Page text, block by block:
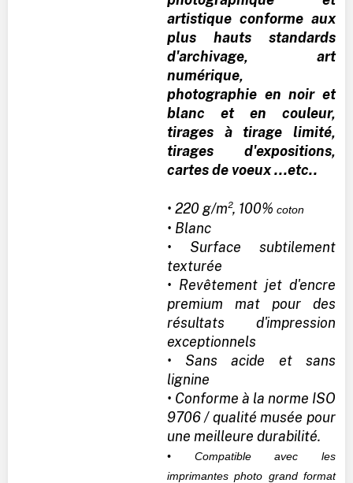
artistique conforme aux
plus hauts standards
d'archivage, art
numérique,
photographie en noir et
blanc et en couleur,
tirages à tirage limité,
tirages d'expositions,
cartes de voeux ...etc..
• 220 g/m², 100% coton
• Blanc
• Surface subtilement
texturée
• Revêtement jet d'encre
premium mat pour des
résultats d'impression
exceptionnels
• Sans acide et sans
lignine
• Conforme à la norme ISO
9706 / qualité musée pour
une meilleure durabilité.
• Compatible avec les
imprimantes photo grand format